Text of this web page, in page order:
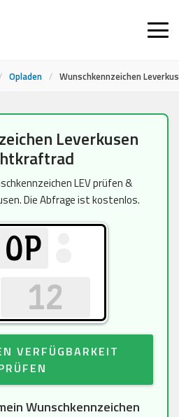
Opladen / Wunschkennzeichen
Leverkusen
LEV prüfen &
Die Abfrage ist kostenlos.
VERFÜGBARKEIT
Wunschkennzeichen